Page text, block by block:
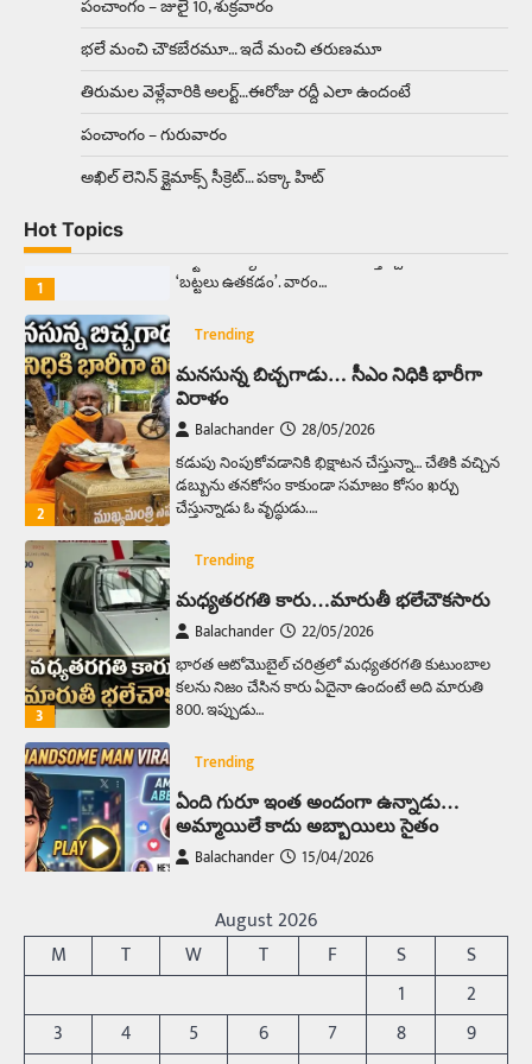
పంచాంగం – జులై 10, శుక్రవారం
భలే మంచి చౌకబేరమూ… ఇదే మంచి తరుణమూ
తిరుమల వెళ్లేవారికి అలర్ట్‌…ఈరోజు రద్దీ ఎలా ఉందంటే
పంచాంగం – గురువారం
అఖిల్‌ లెనిన్ క్లైమాక్స్‌ సీక్రెట్‌… పక్కా హిట్‌
Hot Topics
ఉత్తర ప్రదేశ్‌లోని ఝాన్సీ జిల్లాలో ఒక వింతైన రోడ్డు
ప్రమాదం చోటుచేసుకుంది. ఝాన్సీ–కాన్పూర్ జాతీయ
రహదారిపై వేల సంఖ్యలో బీరు…
1
Trending
అక్కడ ఆదివారం బట్టలు ఉతికితే…జైలుకే
సాఫ్ట్‌వేర్ ఉద్యోగి వరకు అందరికీ గుర్తొచ్చే మొదటి పని
‘బట్టలు ఉతకడం’. వారం…
2
Trending
మనసున్న బిచ్చగాడు… సీఎం నిధికి భారీగా
విరాళం
Balachander 28/05/2026
కడుపు నింపుకోవడానికి భిక్షాటన చేస్తున్నా… చేతికి వచ్చిన
డబ్బును తనకోసం కాకుండా సమాజం కోసం ఖర్చు
చేస్తున్నాడు ఓ వృద్ధుడు.…
3
Trending
మధ్యతరగతి కారు…మారుతీ భలేచౌకసారు
Balachander 22/05/2026
భారత ఆటోమొబైల్ చరిత్రలో మధ్యతరగతి కుటుంబాల
కలను నిజం చేసిన కారు ఏదైనా ఉందంటే అది మారుతి
800. ఇప్పుడు…
4
Trending
ఏంది గురూ ఇంత అందంగా ఉన్నాడు…
అమ్మాయిలే కాదు అబ్బాయిలు సైతం
Balachander 15/04/2026
బోమ్మ అని పిలుస్తాం. స్పెయిన్‌ అమ్మాయిలు చాలా
అందంగా ఉంటారనే నానుడి…
రోడ్డుపై ఏరులై పారిన బీర్లు… ఘాటుతో
మండుతున్న నోర్లు
August 2026
M
T W T F S
S
1
2
3
4 5 6 7 8
9